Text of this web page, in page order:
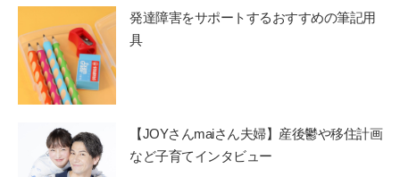
発達障害をサポートするおすすめの筆記用
具
【JOYさんmaiさん夫婦】産後鬱や移住計画
など子育てインタビュー